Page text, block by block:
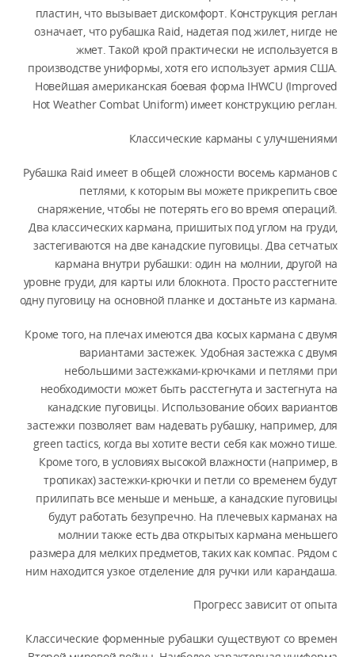
пластин, что вызывает дискомфорт. Конструкция реглан
означает, что рубашка Raid, надетая под жилет, нигде не
жмет. Такой крой практически не используется в
производстве униформы, хотя его использует армия США.
Новейшая американская боевая форма IHWCU (Improved
Hot Weather Combat Uniform) имеет конструкцию реглан.
Классические карманы с улучшениями
Рубашка Raid имеет в общей сложности восемь карманов с
петлями, к которым вы можете прикрепить свое
снаряжение, чтобы не потерять его во время операций.
Два классических кармана, пришитых под углом на груди,
застегиваются на две канадские пуговицы. Два сетчатых
кармана внутри рубашки: один на молнии, другой на
уровне груди, для карты или блокнота. Просто расстегните
одну пуговицу на основной планке и достаньте из кармана.
Кроме того, на плечах имеются два косых кармана с двумя
вариантами застежек. Удобная застежка с двумя
небольшими застежками-крючками и петлями при
необходимости может быть расстегнута и застегнута на
канадские пуговицы. Использование обоих вариантов
застежки позволяет вам надевать рубашку, например, для
green tactics, когда вы хотите вести себя как можно тише.
Кроме того, в условиях высокой влажности (например, в
тропиках) застежки-крючки и петли со временем будут
прилипать все меньше и меньше, а канадские пуговицы
будут работать безупречно. На плечевых карманах на
молнии также есть два открытых кармана меньшего
размера для мелких предметов, таких как компас. Рядом с
ним находится узкое отделение для ручки или карандаша.
Прогресс зависит от опыта
Классические форменные рубашки существуют со времен